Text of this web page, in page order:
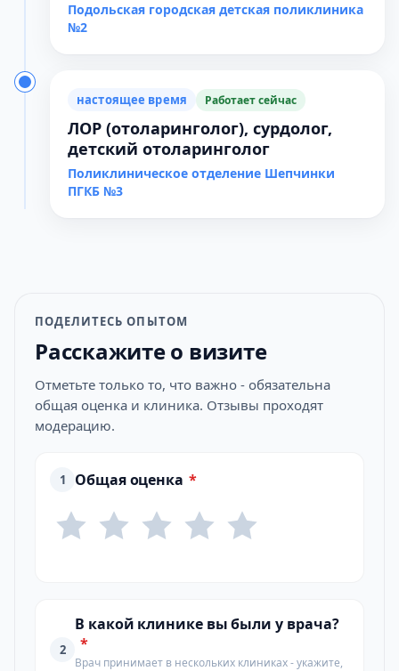
Подольская городская детская поликлиника
№2
настоящее время Работает сейчас
ЛОР (отоларинголог), сурдолог,
детский отоларинголог
Поликлиническое отделение Шепчинки
ПГКБ №3
ПОДЕЛИТЕСЬ ОПЫТОМ
Расскажите о визите
Отметьте только то, что важно - обязательна
общая оценка и клиника. Отзывы проходят
модерацию.
1 Общая оценка *
2
В какой клинике вы были у врача?
*
Врач принимает в нескольких клиниках - укажите,